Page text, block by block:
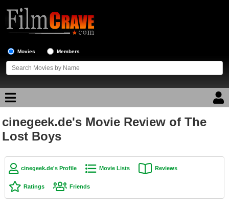
Movies Members
Movie Reviews
Top Movie List
Top Movies by Genre
Top Movies by Year
cinegeek.de's Movie Review of The
Lost Boys
cinegeek.de's Profile Movie Lists Reviews
Ratings Friends